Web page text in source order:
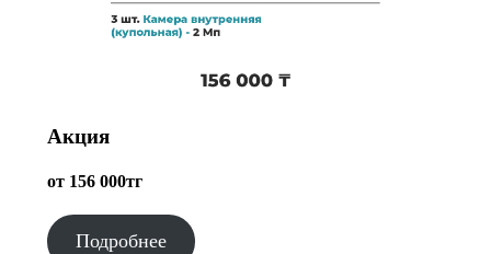
Акция
от 156 000тг
Подробнее